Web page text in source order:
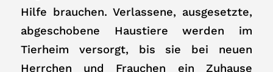
Hilfe brauchen. Verlassene, ausgesetzte,
abgeschobene Haustiere werden im
Tierheim versorgt, bis sie bei neuen
Herrchen und Frauchen ein Zuhause